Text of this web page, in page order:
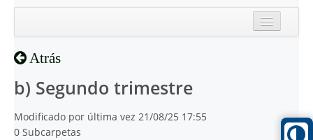
Atrás
b) Segundo trimestre
Modificado por última vez 21/08/25 17:55
0 Subcarpetas